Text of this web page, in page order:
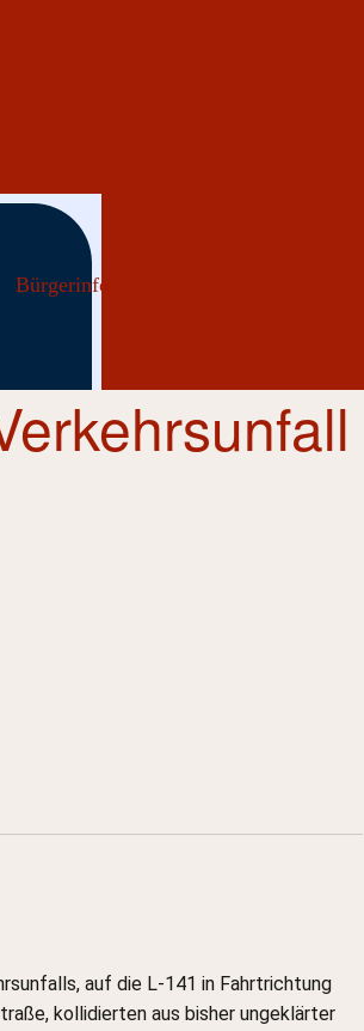
Bürgerinfo
auf die L-141 in Fahrtrichtung
kollidierten aus bisher ungeklärter